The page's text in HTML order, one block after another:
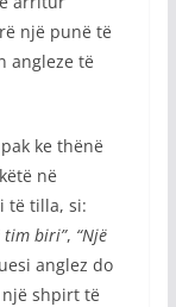
një punë të
angleze të
ke thënë
në
të tilla, si:
tim biri”, “Një
anglez do
shpirt të